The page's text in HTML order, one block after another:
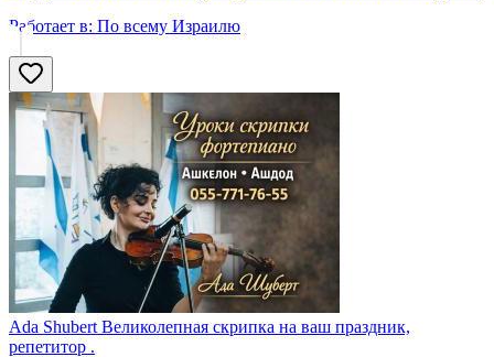
Работает в: По всему Израилю
Ada Shubert Великолепная скрипка на ваш праздник,
репетитор .